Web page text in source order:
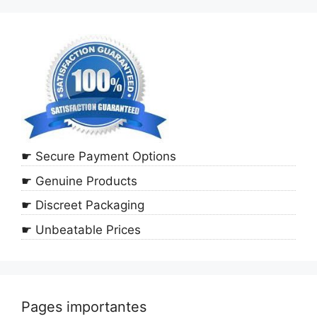
☛ Secure Payment Options
☛ Genuine Products
☛ Discreet Packaging
☛ Unbeatable Prices
Pages importantes